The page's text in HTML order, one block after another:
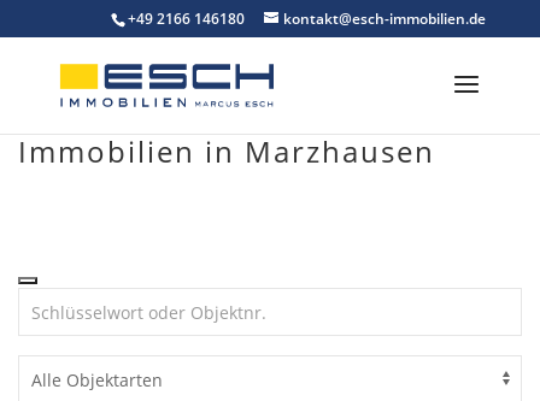
to
content
+49 2166 146180 kontakt@esch-immobilien.de
Immobilien in Marzhausen